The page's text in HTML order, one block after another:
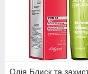
Олія Блиск та